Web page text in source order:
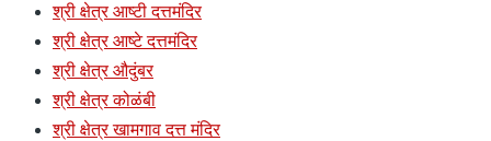
श्री क्षेत्र आष्टी दत्तमंदिर
श्री क्षेत्र आष्टे दत्तमंदिर
श्री क्षेत्र औदुंबर
श्री क्षेत्र कोळंबी
श्री क्षेत्र खामगाव दत्त मंदिर